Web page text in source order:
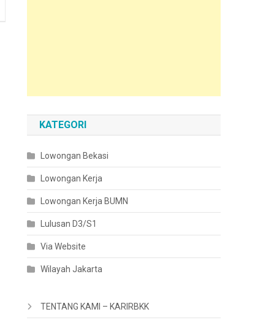
KATEGORI
Lowongan Bekasi
Lowongan Kerja
Lowongan Kerja BUMN
Lulusan D3/S1
Via Website
Wilayah Jakarta
TENTANG KAMI – KARIRBKK